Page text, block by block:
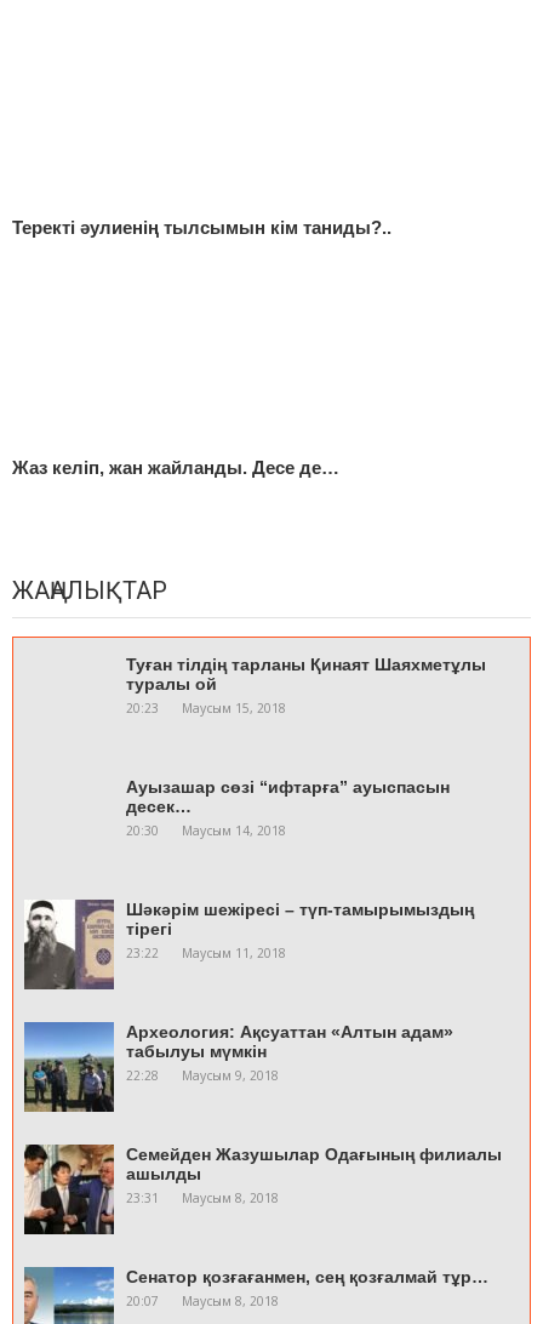
Теректі әулиенің тылсымын кім таниды?..
Жаз келіп, жан жайланды. Десе де…
ЖАҢАЛЫҚТАР
Туған тілдің тарланы Қинаят Шаяхметұлы
туралы ой
20:23 Маусым 15, 2018
Ауызашар сөзі “ифтарға” ауыспасын
десек…
20:30 Маусым 14, 2018
Шәкәрім шежіресі – түп-тамырымыздың
тірегі
23:22 Маусым 11, 2018
Археология: Ақсуаттан «Алтын адам»
табылуы мүмкін
22:28 Маусым 9, 2018
Cемейден Жазушылар Одағының филиалы
ашылды
23:31 Маусым 8, 2018
Сенатор қозғағанмен, сең қозғалмай тұр…
20:07 Маусым 8, 2018